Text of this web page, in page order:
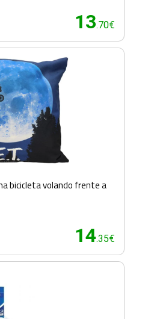
13.70€
bicicleta volando frente a
14.35€